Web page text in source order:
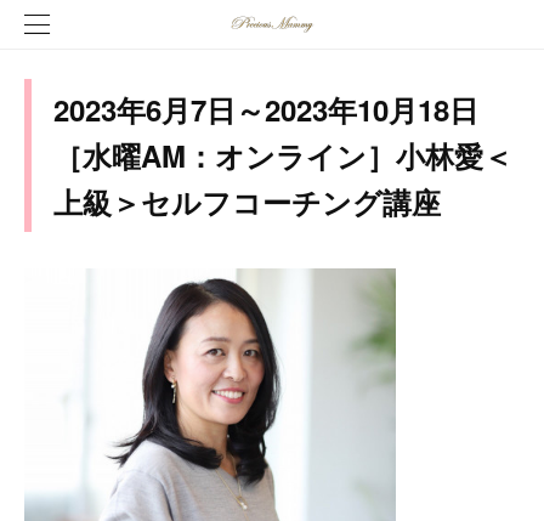
2023年6月7日～2023年10月18日
［水曜AM：オンライン］小林愛＜
上級＞セルフコーチング講座